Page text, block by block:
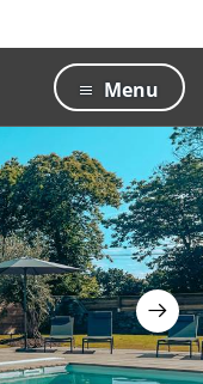
Menu